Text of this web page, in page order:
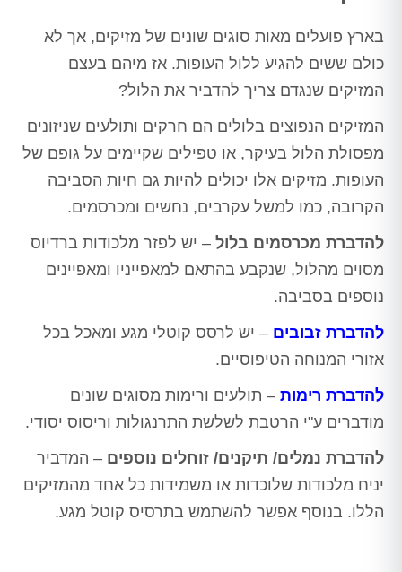
בארץ פועלים מאות סוגים שונים של מזיקים, אך לא
כולם ששים להגיע ללול העופות. אז מיהם בעצם
המזיקים שנגדם צריך להדביר את הלול?
המזיקים הנפוצים בלולים הם חרקים ותולעים שניזונים
מפסולת הלול בעיקר, או טפילים שקיימים על גופם של
העופות. מזיקים אלו יכולים להיות גם חיות הסביבה
הקרובה, כמו למשל עקרבים, נחשים ומכרסמים.
להדברת מכרסמים בלול – יש לפזר מלכודות ברדיוס
מסוים מהלול, שנקבע בהתאם למאפייניו ומאפיינים
נוספים בסביבה.
להדברת זבובים – יש לרסס קוטלי מגע ומאכל בכל
אזורי המנוחה הטיפוסיים.
להדברת רימות – תולעים ורימות מסוגים שונים
מודברים ע"י הרטבת לשלשת התרנגולות וריסוס יסודי.
להדברת נמלים/ תיקנים/ זוחלים נוספים – המדביר
יניח מלכודות שלוכדות או משמידות כל אחד מהמזיקים
הללו. בנוסף אפשר להשתמש בתרסיס קוטל מגע.